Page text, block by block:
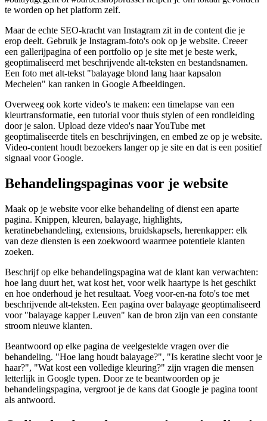
te worden op het platform zelf.
Maar de echte SEO-kracht van Instagram zit in de content die je
erop deelt. Gebruik je Instagram-foto's ook op je website. Creeer
een gallerijpagina of een portfolio op je site met je beste werk,
geoptimaliseerd met beschrijvende alt-teksten en bestandsnamen.
Een foto met alt-tekst "balayage blond lang haar kapsalon
Mechelen" kan ranken in Google Afbeeldingen.
Overweeg ook korte video's te maken: een timelapse van een
kleurtransformatie, een tutorial voor thuis stylen of een rondleiding
door je salon. Upload deze video's naar YouTube met
geoptimaliseerde titels en beschrijvingen, en embed ze op je website.
Video-content houdt bezoekers langer op je site en dat is een positief
signaal voor Google.
Behandelingspaginas voor je website
Maak op je website voor elke behandeling of dienst een aparte
pagina. Knippen, kleuren, balayage, highlights,
keratinebehandeling, extensions, bruidskapsels, herenkapper: elk
van deze diensten is een zoekwoord waarmee potentiele klanten
zoeken.
Beschrijf op elke behandelingspagina wat de klant kan verwachten:
hoe lang duurt het, wat kost het, voor welk haartype is het geschikt
en hoe onderhoud je het resultaat. Voeg voor-en-na foto's toe met
beschrijvende alt-teksten. Een pagina over balayage geoptimaliseerd
voor "balayage kapper Leuven" kan de bron zijn van een constante
stroom nieuwe klanten.
Beantwoord op elke pagina de veelgestelde vragen over die
behandeling. "Hoe lang houdt balayage?", "Is keratine slecht voor je
haar?", "Wat kost een volledige kleuring?" zijn vragen die mensen
letterlijk in Google typen. Door ze te beantwoorden op je
behandelingspagina, vergroot je de kans dat Google je pagina toont
als antwoord.